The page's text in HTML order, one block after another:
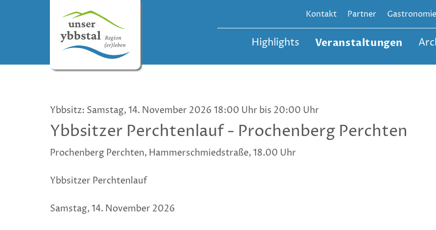
Kontakt Partner Gastronomie
Highlights Veranstaltungen
Ybbsitz: Samstag, 14. November 2026 18:00 Uhr bis 20:00 Uhr
Ybbsitzer Perchtenlauf - Prochenberg Perchten
Prochenberg Perchten, Hammerschmiedstraße, 18.00 Uhr
Ybbsitzer Perchtenlauf
Samstag, 14. November 2026